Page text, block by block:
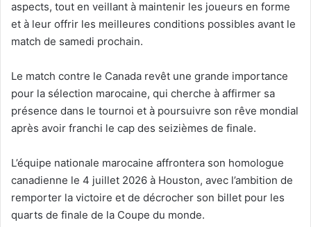
aspects, tout en veillant à maintenir les joueurs en forme
et à leur offrir les meilleures conditions possibles avant le
match de samedi prochain.
Le match contre le Canada revêt une grande importance
pour la sélection marocaine, qui cherche à affirmer sa
présence dans le tournoi et à poursuivre son rêve mondial
après avoir franchi le cap des seizièmes de finale.
L’équipe nationale marocaine affrontera son homologue
canadienne le 4 juillet 2026 à Houston, avec l’ambition de
remporter la victoire et de décrocher son billet pour les
quarts de finale de la Coupe du monde.